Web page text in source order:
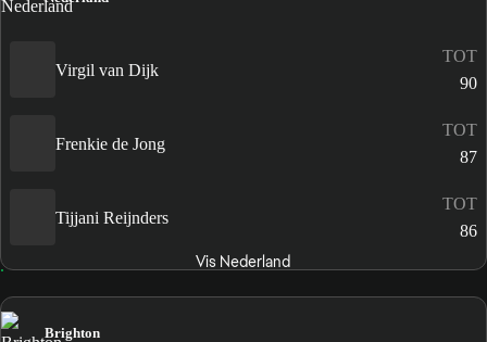
Virgil van Dijk
TOT
90
Frenkie de Jong
TOT
87
Tijjani Reijnders
TOT
86
Vis Nederland
Brighton